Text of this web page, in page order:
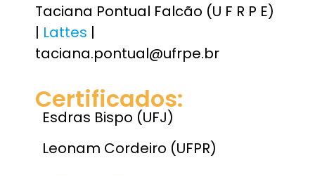
Taciana Pontual Falcão (U F R P E)
| Lattes |
taciana.pontual@ufrpe.br
Certificados:
Esdras Bispo (UFJ)
Leonam Cordeiro (UFPR)